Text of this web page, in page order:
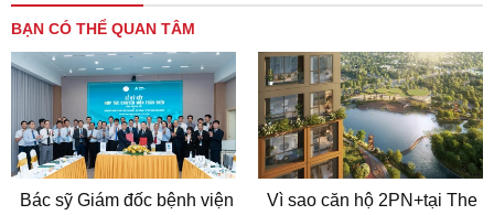
BẠN CÓ THỂ QUAN TÂM
Bác sỹ Giám đốc bệnh viện
Vì sao căn hộ 2PN+tại The